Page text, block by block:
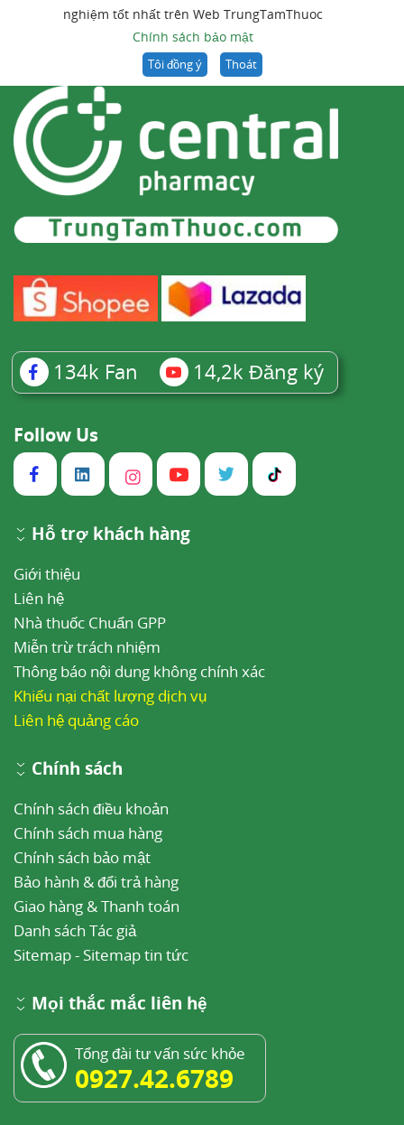
nghiệm tốt nhất trên Web TrungTamThuoc
Chính sách bảo mật
Tôi đồng ý Thoát
134k Fan 14,2k Đăng ký
Follow Us
Hỗ trợ khách hàng
Giới thiệu
Liên hệ
Nhà thuốc Chuẩn GPP
Miễn trừ trách nhiệm
Thông báo nội dung không chính xác
Khiếu nại chất lượng dịch vụ
Liên hệ quảng cáo
Chính sách
Chính sách điều khoản
Chính sách mua hàng
Chính sách bảo mật
Bảo hành & đổi trả hàng
Giao hàng & Thanh toán
Danh sách Tác giả
Sitemap- Sitemap tin tức
Mọi thắc mắc liên hệ
Tổng đài tư vấn sức khỏe
0927.42.6789